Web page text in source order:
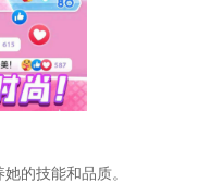
的技能和品质。